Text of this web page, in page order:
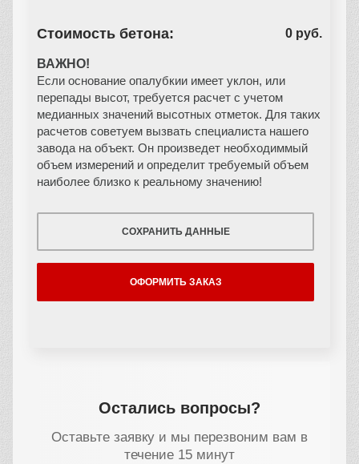
Стоимость бетона: 0 руб.
ВАЖНО!
Если основание опалубкии имеет уклон, или
перепады высот, требуется расчет с учетом
медианных значений высотных отметок. Для таких
расчетов советуем вызвать специалиста нашего
завода на объект. Он произведет необходиммый
объем измерений и определит требуемый объем
наиболее близко к реальному значению!
СОХРАНИТЬ ДАННЫЕ
ОФОРМИТЬ ЗАКАЗ
Остались вопросы?
Оставьте заявку и мы перезвоним вам в
течение 15 минут